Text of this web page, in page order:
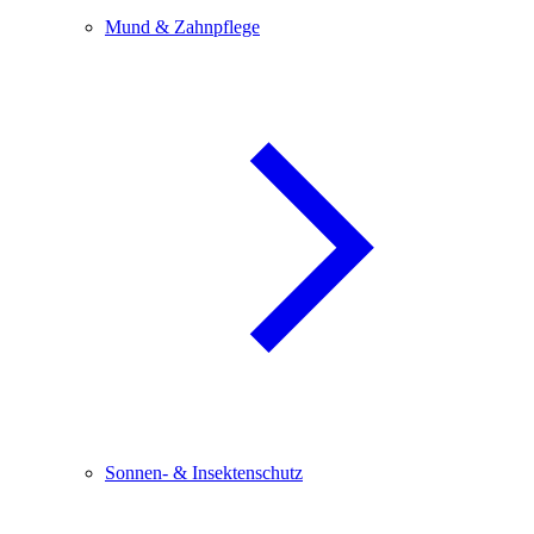
Mund & Zahnpflege
Sonnen- & Insektenschutz